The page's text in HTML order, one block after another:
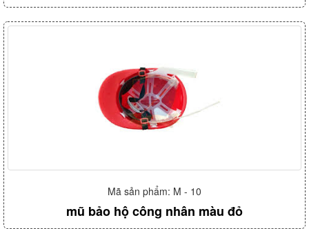
Mã sản phẩm: M - 10
mũ bảo hộ công nhân màu đỏ